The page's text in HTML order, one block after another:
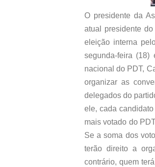
O presidente da
atual presidente
eleição interna
segunda-feira
nacional do PDT,
organizar as
delegados do
ele, cada
mais votado do
Se a soma dos
terão direito a
contrário, quem